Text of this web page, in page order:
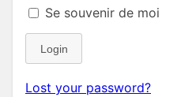
Se souvenir de moi
Login
Lost your password?